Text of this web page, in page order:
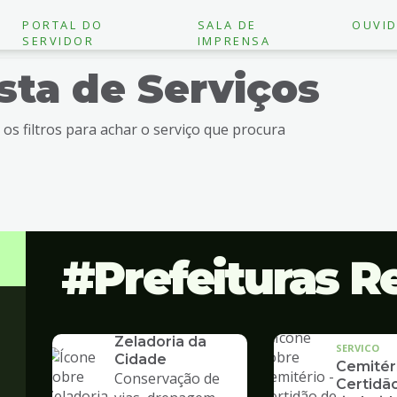
PORTAL DO
SERVIDOR
SALA DE
IMPRENSA
de Serviços
os filtros para achar o serviço que procura
Prefeituras
Zeladoria da
Cidade
Conservação de
SERVICO